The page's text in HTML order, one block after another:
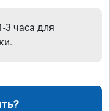
3 часа для